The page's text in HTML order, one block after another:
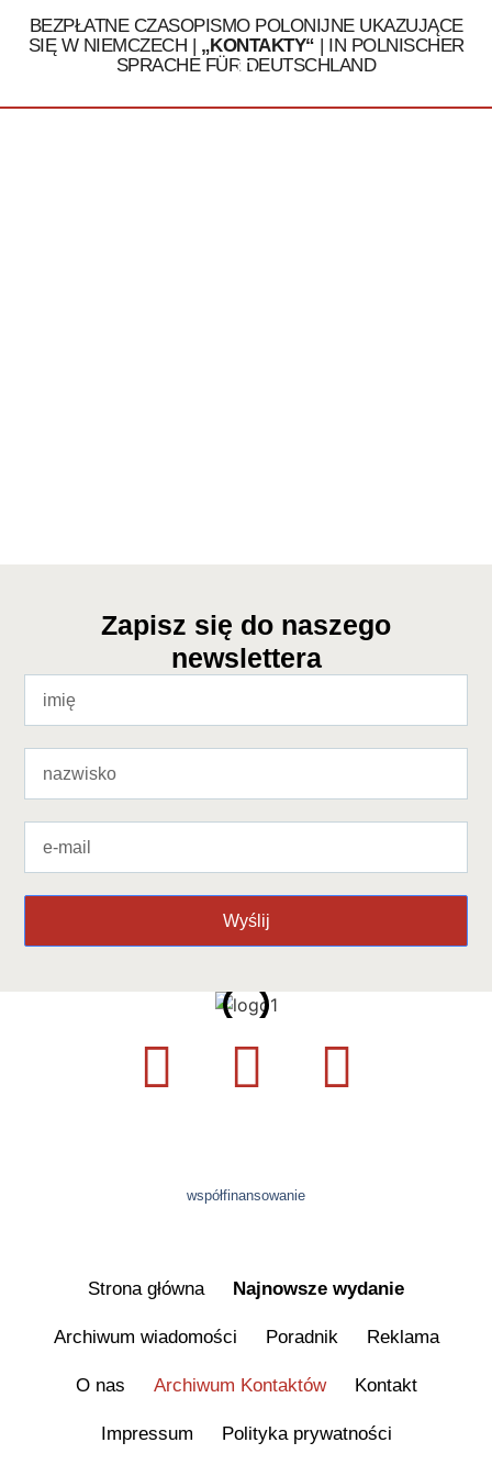
BEZPŁATNE CZASOPISMO POLONIJNE UKAZUJĄCE
SIĘ W NIEMCZECH | „KONTAKTY“ | IN POLNISCHER
SPRACHE FÜR DEUTSCHLAND
Tel. 030 / 324 16 32
Zapisz się do naszego
newslettera
Wyślij
współfinansowanie
Strona główna Najnowsze wydanie
Archiwum wiadomości Poradnik Reklama
O nas Archiwum Kontaktów Kontakt
Impressum Polityka prywatności